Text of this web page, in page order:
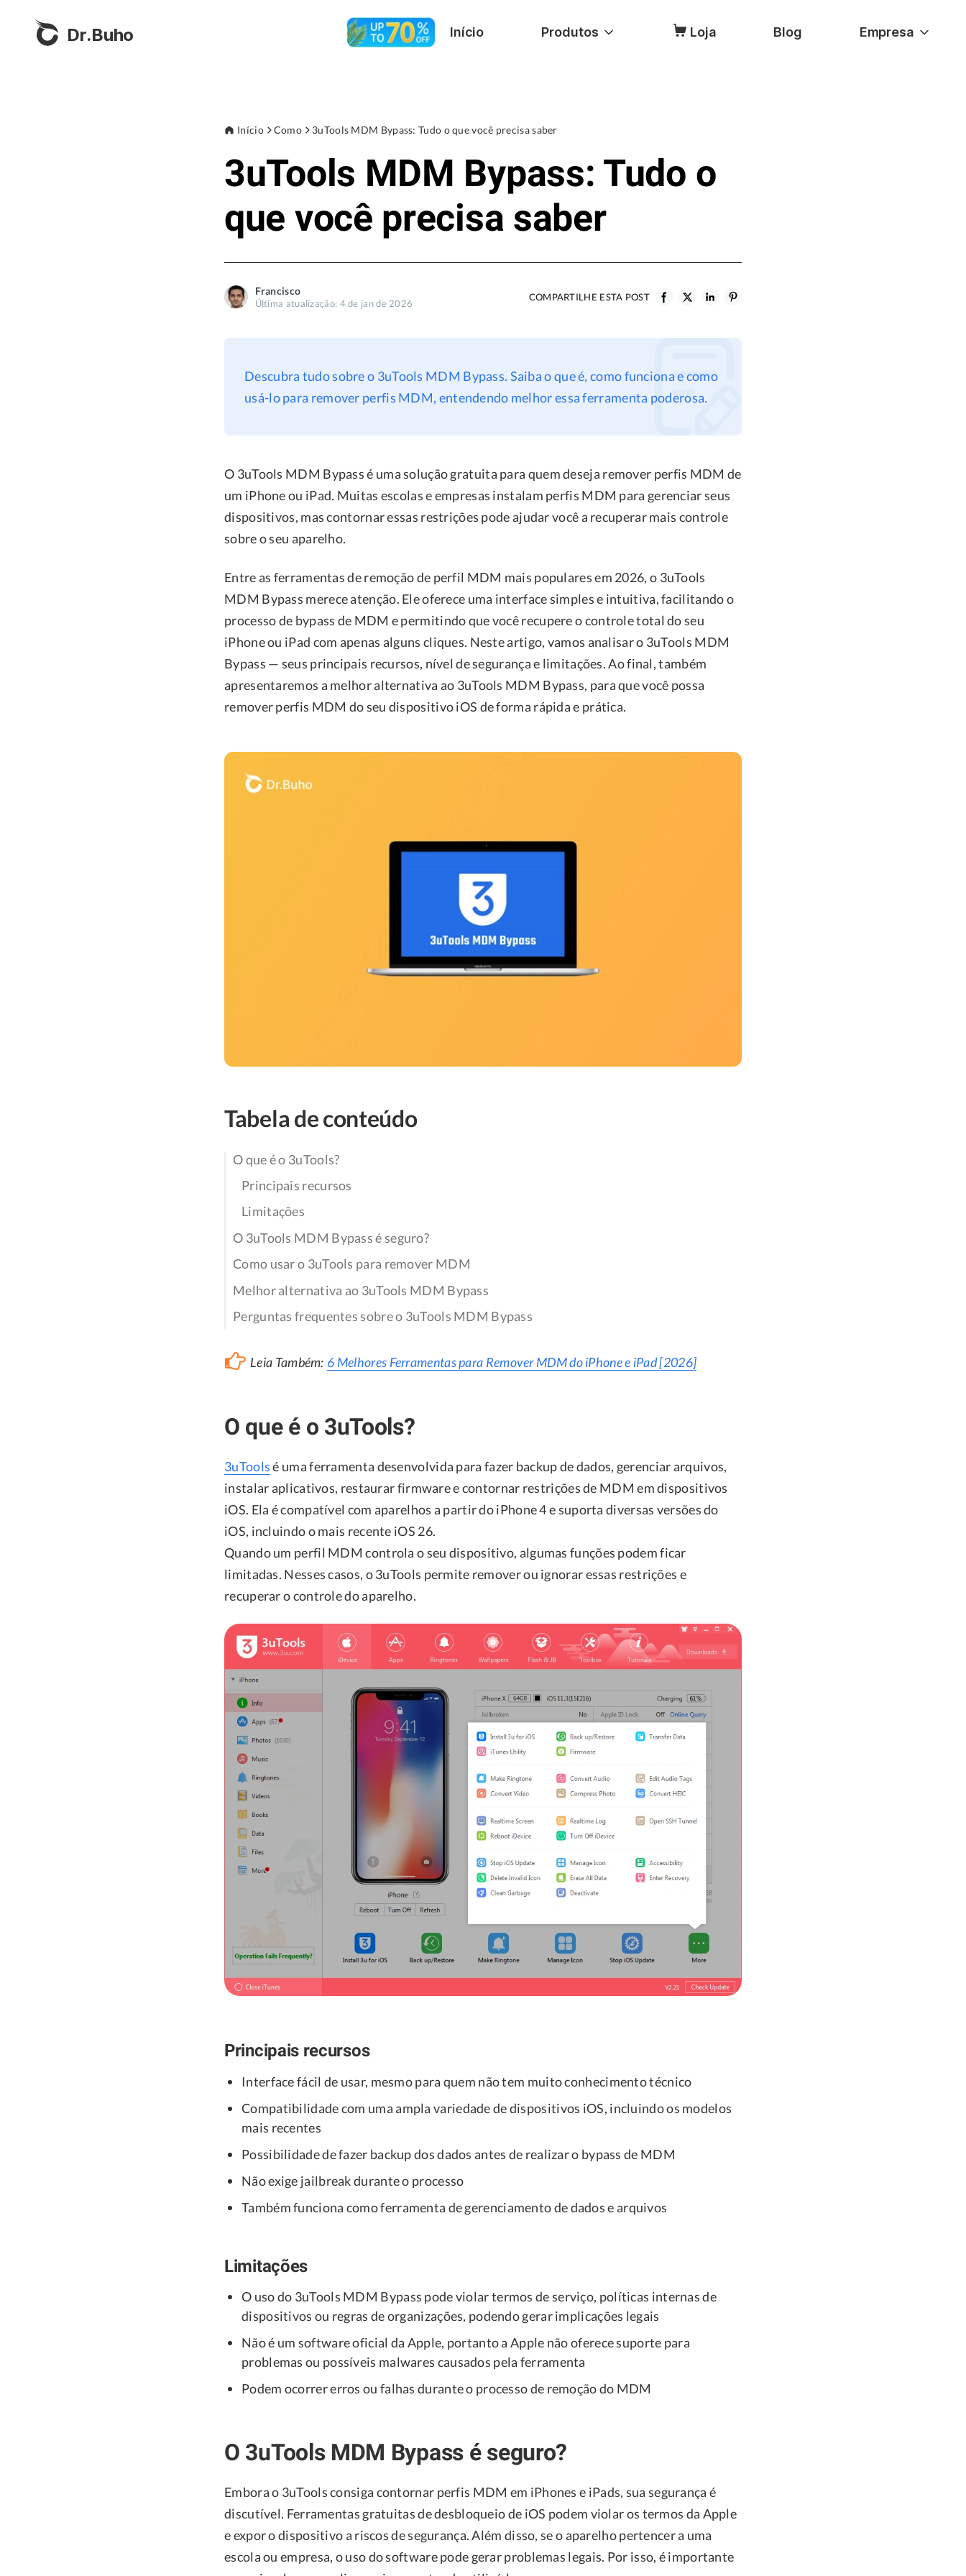
Dr.Buho Início Produtos Loja Blog Empresa
Início Como 3uTools MDM Bypass: Tudo o que você precisa saber
3uTools MDM Bypass: Tudo o
que você precisa saber
Francisco
Última atualização: 4 de jan de 2026
COMPARTILHE ESTA POST
Descubra tudo sobre o 3uTools MDM Bypass. Saiba o que é, como funciona e como
usá-lo para remover perfis MDM, entendendo melhor essa ferramenta poderosa.
O 3uTools MDM Bypass é uma solução gratuita para quem deseja remover perfis MDM de
um iPhone ou iPad. Muitas escolas e empresas instalam perfis MDM para gerenciar seus
dispositivos, mas contornar essas restrições pode ajudar você a recuperar mais controle
sobre o seu aparelho.
Entre as ferramentas de remoção de perfil MDM mais populares em 2026, o 3uTools
MDM Bypass merece atenção. Ele oferece uma interface simples e intuitiva, facilitando o
processo de bypass de MDM e permitindo que você recupere o controle total do seu
iPhone ou iPad com apenas alguns cliques. Neste artigo, vamos analisar o 3uTools MDM
Bypass — seus principais recursos, nível de segurança e limitações. Ao final, também
apresentaremos a melhor alternativa ao 3uTools MDM Bypass, para que você possa
remover perfis MDM do seu dispositivo iOS de forma rápida e prática.
Tabela de conteúdo
O que é o 3uTools?
Principais recursos
Limitações
O 3uTools MDM Bypass é seguro?
Como usar o 3uTools para remover MDM
Melhor alternativa ao 3uTools MDM Bypass
Perguntas frequentes sobre o 3uTools MDM Bypass
Leia Também: 6 Melhores Ferramentas para Remover MDM do iPhone e iPad [2026]
O que é o 3uTools?
3uToolsé uma ferramenta desenvolvida para fazer backup de dados, gerenciar arquivos,
instalar aplicativos, restaurar firmware e contornar restrições de MDM em dispositivos
iOS. Ela é compatível com aparelhos a partir do iPhone 4 e suporta diversas versões do
iOS, incluindo o mais recente iOS 26.
Quando um perfil MDM controla o seu dispositivo, algumas funções podem ficar
limitadas. Nesses casos, o 3uTools permite remover ou ignorar essas restrições e
recuperar o controle do aparelho.
Principais recursos
Interface fácil de usar, mesmo para quem não tem muito conhecimento técnico
Compatibilidade com uma ampla variedade de dispositivos iOS, incluindo os modelos
mais recentes
Possibilidade de fazer backup dos dados antes de realizar o bypass de MDM
Não exige jailbreak durante o processo
Também funciona como ferramenta de gerenciamento de dados e arquivos
Limitações
O uso do 3uTools MDM Bypass pode violar termos de serviço, políticas internas de
dispositivos ou regras de organizações, podendo gerar implicações legais
Não é um software oficial da Apple, portanto a Apple não oferece suporte para
problemas ou possíveis malwares causados pela ferramenta
Podem ocorrer erros ou falhas durante o processo de remoção do MDM
O 3uTools MDM Bypass é seguro?
Embora o 3uTools consiga contornar perfis MDM em iPhones e iPads, sua segurança é
discutível. Ferramentas gratuitas de desbloqueio de iOS podem violar os termos da Apple
e expor o dispositivo a riscos de segurança. Além disso, se o aparelho pertencer a uma
escola ou empresa, o uso do software pode gerar problemas legais. Por isso, é importante